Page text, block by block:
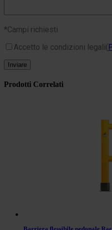
*Campi richiesti
Accetto le condizioni legali(
Prodotti Correlati